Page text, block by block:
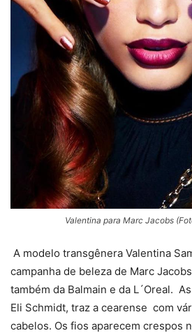
Valentina para Marc Jacobs
A modelo transgênera Valentina
campanha de beleza de Marc
também da Balmain e da L´Oreal.
Eli Schmidt, traz a cearense com
cabelos. Os fios aparecem crespos